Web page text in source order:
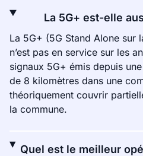
La 5G+ est-elle
La 5G+ (5G Stand Alone sur
n’est pas en service sur les
signaux 5G+ émis depuis
de 8 kilomètres dans une
théoriquement couvrir
la commune.
Quel est le meilleur